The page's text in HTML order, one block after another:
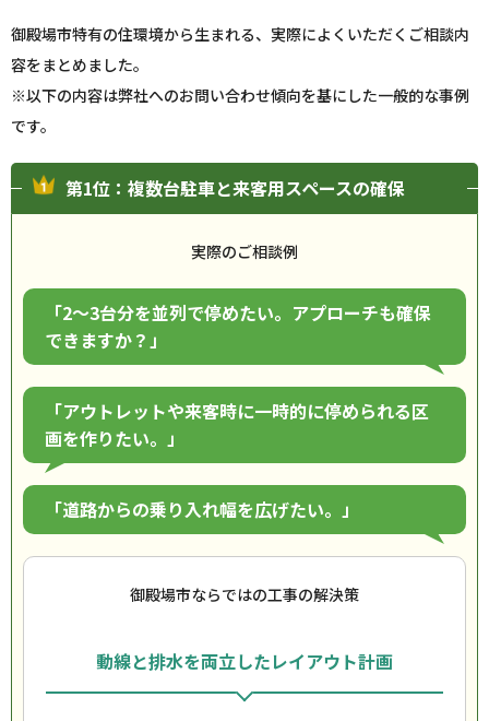
御殿場市特有の住環境から生まれる、実際によくいただくご相談内
容をまとめました。
※以下の内容は弊社へのお問い合わせ傾向を基にした一般的な事例
です。
第1位：複数台駐車と来客用スペースの確保
実際のご相談例
「2～3台分を並列で停めたい。アプローチも確保
できますか？」
「アウトレットや来客時に一時的に停められる区
画を作りたい。」
「道路からの乗り入れ幅を広げたい。」
御殿場市ならではの工事の解決策
動線と排水を両立したレイアウト計画